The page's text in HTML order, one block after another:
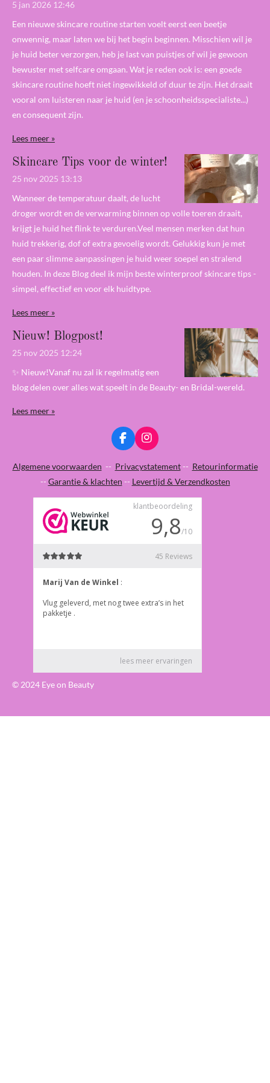
5 jan 2026 12:46
Een nieuwe skincare routine starten voelt eerst een beetje
onwennig, maar laten we bij het begin beginnen. Misschien wil je
je huid beter verzorgen, heb je last van puistjes of wil je gewoon
bewuster met selfcare omgaan. Wat je reden ook is: een goede
skincare routine hoeft niet ingewikkeld of duur te zijn. Het draait
vooral om luisteren naar je huid (en je schoonheidsspecialiste...)
en consequent zijn.
Lees meer »
Skincare Tips voor de winter!
25 nov 2025 13:13
Wanneer de temperatuur daalt, de lucht
droger wordt en de verwarming binnen op volle toeren draait,
krijgt je huid het flink te verduren.Veel mensen merken dat hun
huid trekkerig, dof of extra gevoelig wordt. Gelukkig kun je met
een paar slimme aanpassingen je huid weer soepel en stralend
houden. In deze Blog deel ik mijn beste winterproof skincare tips -
simpel, effectief en voor elk huidtype.
Lees meer »
Nieuw! Blogpost!
25 nov 2025 12:24
✨ Nieuw!Vanaf nu zal ik regelmatig een
blog delen over alles wat speelt in de Beauty- en Bridal-wereld.
Lees meer »
F
a
c
b
o
I
n
s
a
g
r
m
Algemene voorwaarden -- Privacystatement-- Retourinformatie
-- Garantie & klachten -- Levertijd & Verzendkosten
© 2024 Eye on Beauty